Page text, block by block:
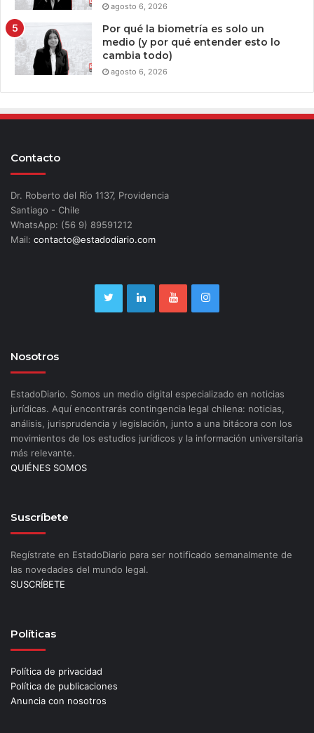
agosto 6, 2026
Por qué la biometría es solo un
medio (y por qué entender esto lo
cambia todo)
agosto 6, 2026
Contacto
Dr. Roberto del Río 1137, Providencia
Santiago - Chile
WhatsApp: (56 9) 89591212
Mail: contacto@estadodiario.com
Nosotros
EstadoDiario. Somos un medio digital especializado en noticias
jurídicas. Aquí encontrarás contingencia legal chilena: noticias,
análisis, jurisprudencia y legislación, junto a una bitácora con los
movimientos de los estudios jurídicos y la información universitaria
más relevante.
QUIÉNES SOMOS
Suscríbete
Regístrate en EstadoDiario para ser notificado semanalmente de
las novedades del mundo legal.
SUSCRÍBETE
Políticas
Política de privacidad
Política de publicaciones
Anuncia con nosotros